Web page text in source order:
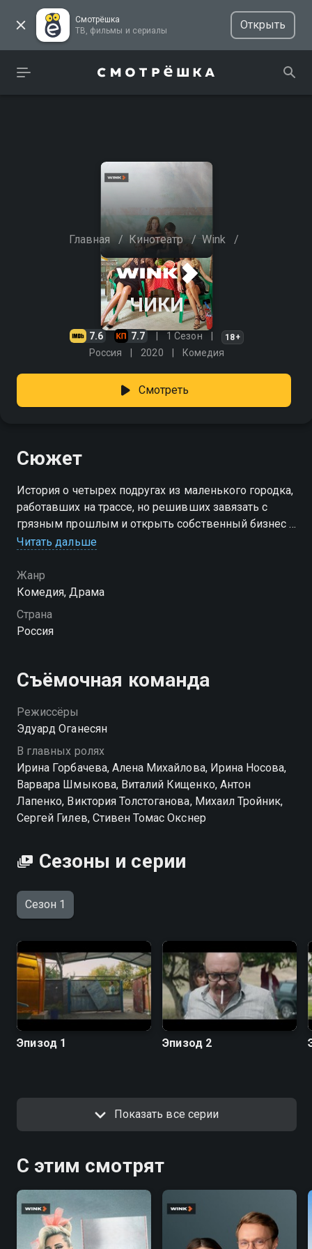
Смотрёшка
ТВ, фильмы и сериалы
Открыть
Главная / Кинотеатр / Wink /
ЧИКИ
7.6 7.7 1 Сезон 18+
Россия 2020 Комедия
Смотреть
Сюжет
История о четырех подругах из маленького городка,
работавших на трассе, но решивших завязать с
грязным прошлым и открыть собственный бизнес –
в рамках закона.
Читать дальше
Жанр
Комедия, Драма
Страна
Россия
Съёмочная команда
Режиссёры
Эдуард Оганесян
В главных ролях
Ирина Горбачева, Алена Михайлова, Ирина Носова,
Варвара Шмыкова, Виталий Кищенко, Антон
Лапенко, Виктория Толстоганова, Михаил Тройник,
Сергей Гилев, Стивен Томас Окснер
Сезоны и серии
Сезон 1
Эпизод 1 Эпизод 2
Показать все серии
С этим смотрят